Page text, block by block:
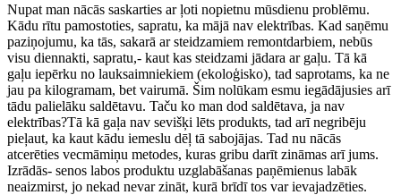
Nupat man nācās saskarties ar ļoti nopietnu mūsdienu problēmu.
Kādu rītu pamostoties, sapratu, ka mājā nav elektrības. Kad saņēmu
paziņojumu, ka tās, sakarā ar steidzamiem remontdarbiem, nebūs
visu diennakti, sapratu,- kaut kas steidzami jādara ar gaļu. Tā kā
gaļu iepērku no lauksaimniekiem (ekoloģisko), tad saprotams, ka ne
jau pa kilogramam, bet vairumā. Šim nolūkam esmu iegādājusies arī
tādu palielāku saldētavu. Taču ko man dod saldētava, ja nav
elektrības?Tā kā gaļa nav sevišķi lēts produkts, tad arī negribēju
pieļaut, ka kaut kādu iemeslu dēļ tā sabojājas. Tad nu nācās
atcerēties vecmāmiņu metodes, kuras gribu darīt zināmas arī jums.
Izrādās- senos labos produktu uzglabāšanas paņēmienus labāk
neaizmirst, jo nekad nevar zināt, kurā brīdī tos var ievajadzēties.